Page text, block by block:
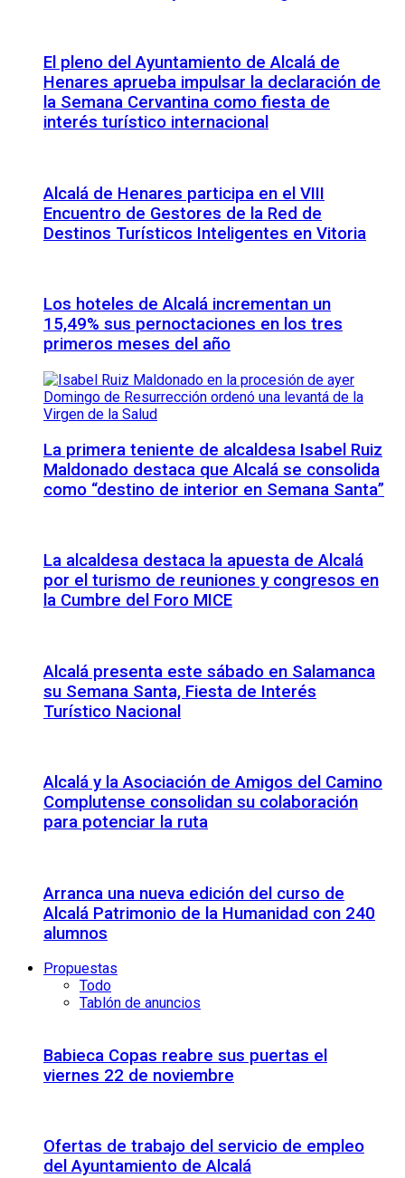
El pleno del Ayuntamiento de Alcalá de
Henares aprueba impulsar la declaración de
la Semana Cervantina como fiesta de
interés turístico internacional
Alcalá de Henares participa en el VIII
Encuentro de Gestores de la Red de
Destinos Turísticos Inteligentes en Vitoria
Los hoteles de Alcalá incrementan un
15,49% sus pernoctaciones en los tres
primeros meses del año
La primera teniente de alcaldesa Isabel Ruiz
Maldonado destaca que Alcalá se consolida
como “destino de interior en Semana Santa”
La alcaldesa destaca la apuesta de Alcalá
por el turismo de reuniones y congresos en
la Cumbre del Foro MICE
Alcalá presenta este sábado en Salamanca
su Semana Santa, Fiesta de Interés
Turístico Nacional
Alcalá y la Asociación de Amigos del Camino
Complutense consolidan su colaboración
para potenciar la ruta
Arranca una nueva edición del curso de
Alcalá Patrimonio de la Humanidad con 240
alumnos
Propuestas
Todo
Tablón de anuncios
Babieca Copas reabre sus puertas el
viernes 22 de noviembre
Ofertas de trabajo del servicio de empleo
del Ayuntamiento de Alcalá